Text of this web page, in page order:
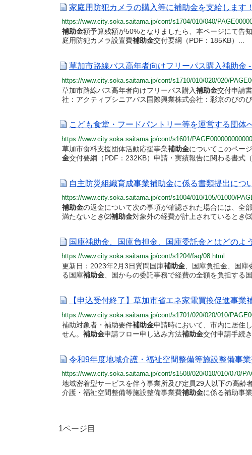
家庭用防犯カメラの購入等に補助金を支給します
https://www.city.soka.saitama.jp/cont/s1704/010/040/
補助金額予算残額が50%となりましたら、本ページにて告
庭用防犯カメラ設置費補助金交付要綱（PDF：185KB）...
草加市路線バス高年者向けフリーパス購入補助金
https://www.city.soka.saitama.jp/cont/s1710/010/020/020/
草加市路線バス高年者向けフリーパス購入補助金交付申請
社：アクティブシニアパス国際興業株式会社：彩京のびの
こども食堂・フードパントリー等を運営する団体
https://www.city.soka.saitama.jp/cont/s1601/
草加市食料支援団体活動応援事業補助金についてこのペー
金交付要綱（PDF：232KB）申請・実績報告に関わる書式
自主防災組織育成事業補助金に係る書類提出につ
https://www.city.soka.saitama.jp/cont/s1004/010/105/01000/
補助金の返金について次の事項が確認された場合には、全
満たないとき⑵補助金対象外の経費が計上されているとき
国庫補助金、国庫負担金、国庫委託金とはどのよ
https://www.city.soka.saitama.jp/cont/s1204/faq/08.html
更新日：2023年2月3日質問国庫補助金、国庫負担金、国庫
る国庫補助金、国からの委託事務で経費の全額を負担する
【申込受付終了】草加市省エネ家電買換促進事業
https://www.city.soka.saitama.jp/cont/s1701/020/020/010/
補助対象者・補助要件補助金申請時において、市内に居住
せん。補助金申請フロー申し込み方法補助金交付申請手続
令和9年度地域介護・福祉空間整備等施設整備事
https://www.city.soka.saitama.jp/cont/s1508/020/010/010/070/
地域密着型サービスを伴う事業所及び定員29人以下の高齢
介護・福祉空間整備等施設整備事業費補助金に係る補助事
1ページ目